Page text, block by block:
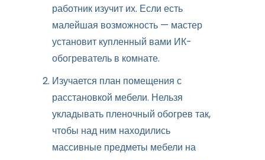
работник изучит их. Если есть
малейшая возможность — мастер
установит купленный вами ИК-
обогреватель в комнате.
Изучается план помещения с
расстановкой мебели. Нельзя
укладывать пленочный обогрев так,
чтобы над ним находились
массивные предметы мебели на